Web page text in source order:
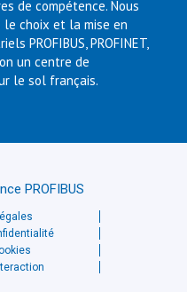
de compétence. Nous
choix et la mise en
PROFIBUS, PROFINET,
un centre de
le sol français.
PROFIBUS